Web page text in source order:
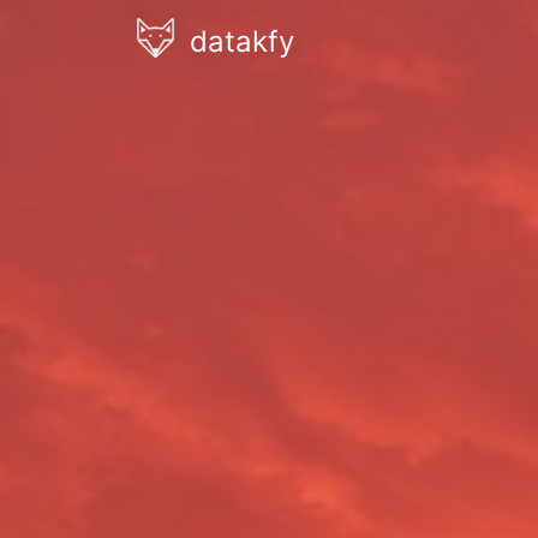
datakfy